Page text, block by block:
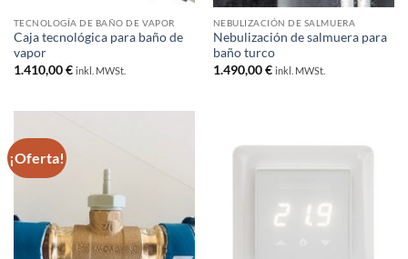
TECNOLOGÍA DE BAÑO DE VAPOR
Caja tecnológica para baño de
vapor
1.410,00€ inkl. MWSt.
NEBULIZACIÓN DE SALMUERA
Nebulización de salmuera para
baño turco
1.490,00€ inkl. MWSt.
¡Oferta!